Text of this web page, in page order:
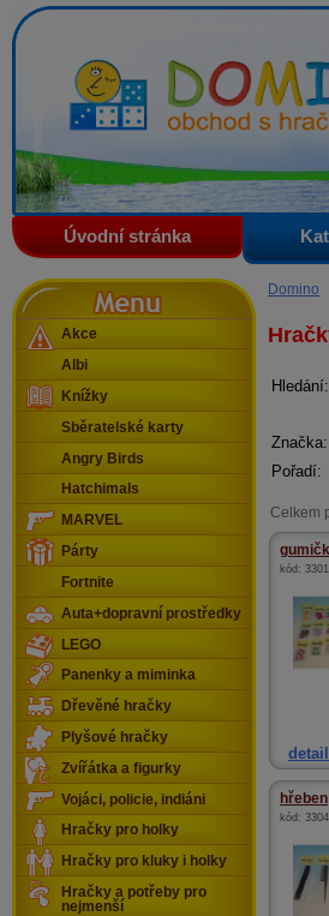
Domino - obchod s hračkami
Úvodní stránka
Domino
Hledání:
Značka:
Pořadí:
Celkem
kód:
detail
hřeben
kód:
Menu
Akce
Albi
Knížky
Sběratelské karty
Angry Birds
Hatchimals
MARVEL
Párty
Fortnite
Auta+dopravní prostředky
LEGO
Panenky a miminka
Dřevěné hračky
Plyšové hračky
Zvířátka a figurky
Vojáci, policie, indiáni
Hračky pro holky
Hračky pro kluky i holky
Hračky a potřeby pro
nejmenší